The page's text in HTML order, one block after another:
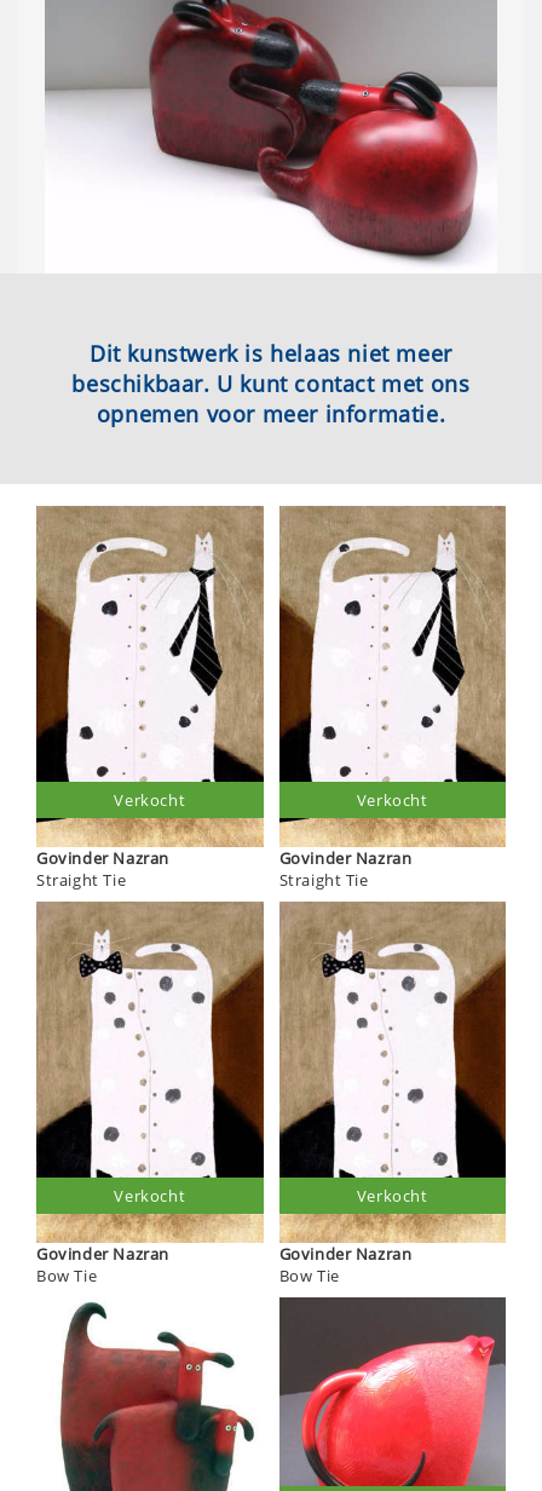
Dit kunstwerk is helaas niet meer
beschikbaar. U kunt contact met ons
opnemen voor meer informatie.
Govinder Nazran
Straight Tie
Verkocht
Govinder Nazran
Bow Tie
Verkocht
Govinder Nazran
Straight Tie
Verkocht
Govinder Nazran
Bow Tie
Verkocht